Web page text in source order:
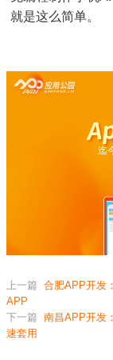
就是这么简单。
迄
上一篇 合肥APP开发
APP
下一篇 南昌APP开发
速套用